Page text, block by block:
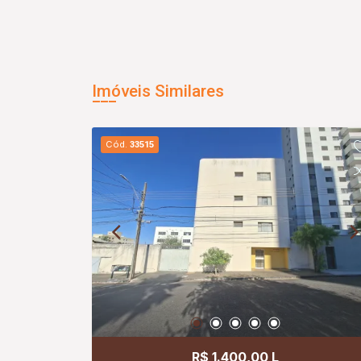
Imóveis Similares
Cód. 33515
R$ 1.400,00 L